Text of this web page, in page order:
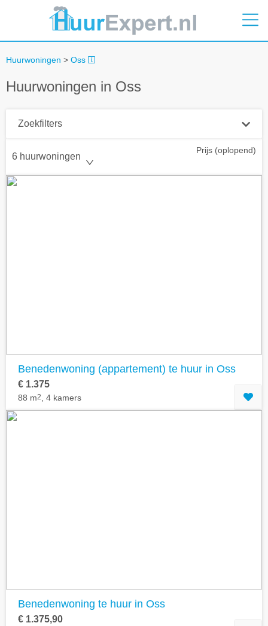
Huurwoningen > Oss
Huurwoningen in Oss
Zoekfilters
Plaatsnaam
6 huurwoningen
Prijs (oplopend)
Benedenwoning (appartement) te huur in Oss
€ 1.375
88 m2 , 4 kamers
Benedenwoning te huur in Oss
€ 1.375,90